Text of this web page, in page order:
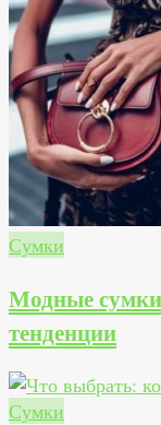
Сумки
Модные
тенденции
Сумки